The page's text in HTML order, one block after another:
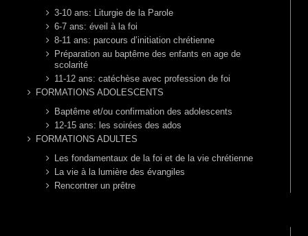
3-10 ans: Liturgie de la Parole
6-7 ans: éveil à la foi
8-11 ans: parcours d’initiation chrétienne
Préparation au baptême des enfants en age de
scolarité
11-12 ans: catéchèse avec profession de foi
FORMATIONS ADOLESCENTS
Baptême et/ou confirmation des adolescents
12-15 ans: les soirées des ados
FORMATIONS ADULTES
Les fondamentaux de la foi et de la vie chrétienne
La vie à la lumière des évangiles
Rencontrer un prêtre